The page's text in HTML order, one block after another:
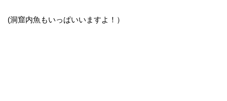
(洞窟内魚もいっぱいいますよ！）